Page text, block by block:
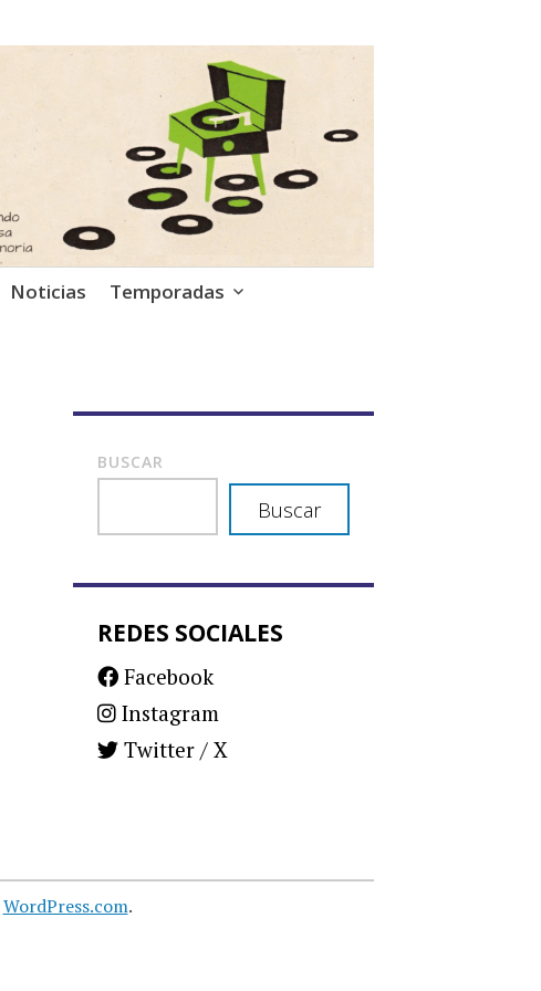
Noticias Temporadas
BUSCAR
Buscar
REDES SOCIALES
Facebook
Instagram
Twitter / X
WordPress.com.